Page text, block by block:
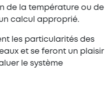
de la température ou de
calcul approprié.
les particularités des
et se feront un plaisir
le système